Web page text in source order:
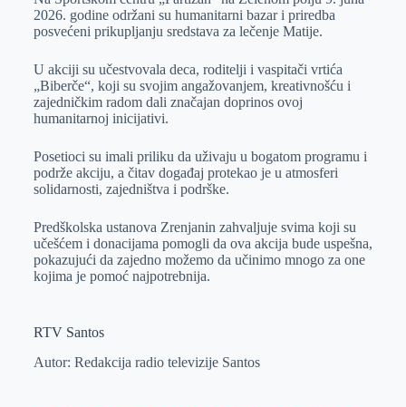
r
n
A
p
i
2026. godine održani su humanitarni bazar i priredba
posvećeni prikupljanju sredstava za lečenje Matije.
U akciji su učestvovala deca, roditelji i vaspitači vrtića
„Biberče“, koji su svojim angažovanjem, kreativnošću i
zajedničkim radom dali značajan doprinos ovoj
humanitarnoj inicijativi.
Posetioci su imali priliku da uživaju u bogatom programu i
podrže akciju, a čitav događaj protekao je u atmosferi
solidarnosti, zajedništva i podrške.
Predškolska ustanova Zrenjanin zahvaljuje svima koji su
učešćem i donacijama pomogli da ova akcija bude uspešna,
pokazujući da zajedno možemo da učinimo mnogo za one
kojima je pomoć najpotrebnija.
RTV Santos
Autor: Redakcija radio televizije Santos